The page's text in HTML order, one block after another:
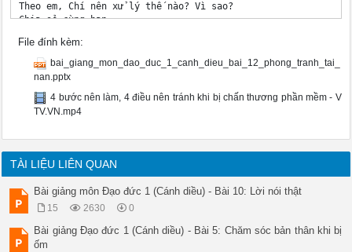
Theo em, Chí nên xử lý thế nào? Vì sao?
Chia sẻ cùng bạn
TH Ự C HÀNH
THEO NHÓM ĐÔI
VẬN DỤNG
Em nên th ực hiện nh ững cách cần thiết để bảo vệ bản
Dặn dò
hẹn gặp lại!
File đính kèm:
bai_giang_mon_dao_duc_1_canh_dieu_bai_12_phong_tranh_tai_
nan.pptx
4 bước nên làm, 4 điều nên tránh khi bị chấn thương phần mềm - V
TV.VN.mp4
TÀI LIỆU LIÊN QUAN
Bài giảng môn Đạo đức 1 (Cánh diều) - Bài 10: Lời nói thật
15 2630 0
Bài giảng Đạo đức 1 (Cánh diều) - Bài 5: Chăm sóc bản thân khi bị
ốm